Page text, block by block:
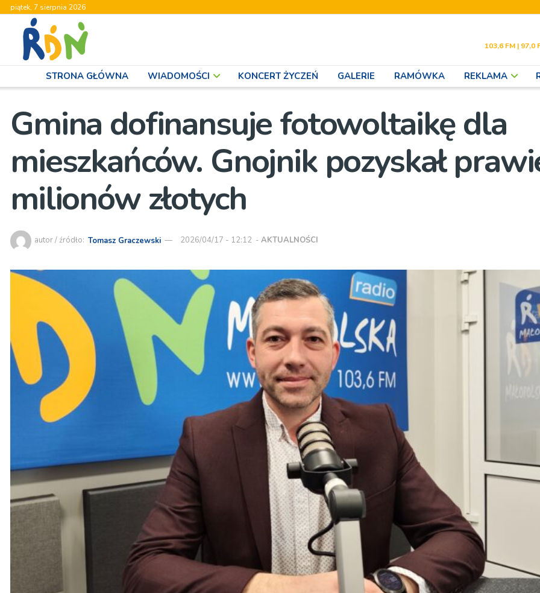
piątek, 7 sierpnia 2026
103,6 FM | 97,0
STRONA GŁÓWNA WIADOMOŚCI KONCERT ŻYCZEŃ GALERIE RAMÓWKA REKLAMA
Gmina dofinansuje fotowoltaikę dla
mieszkańców. Gnojnik pozyskał
milionów złotych
autor / źródło: Tomasz Graczewski 2026/04/17 - 12:12 - AKTUALNOŚCI